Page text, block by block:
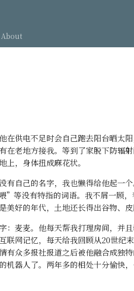
About
在供电不足时会自己跑去阳台晒太
在老地方接我。等到了家脱下防辐
上，身体扭成麻花状。
有自己的名字，我也懒得给他起一
等没有特指的词语。我不屑一顾，
美好的年代，土地还长得出谷物、皮
：麦麦。他每天帮我打理房间，并
联网记忆，每天给我回顾从20世纪
有众多报社报道之后被他融合成独
机器人了。两年多的相处十分愉快